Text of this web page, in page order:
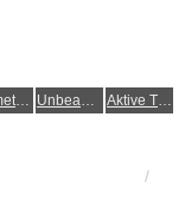
Kilometerstatistik Unbeantwortete Themen Aktive Themen